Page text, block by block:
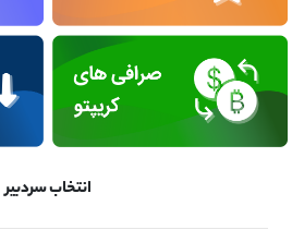
انتخاب سردبیر